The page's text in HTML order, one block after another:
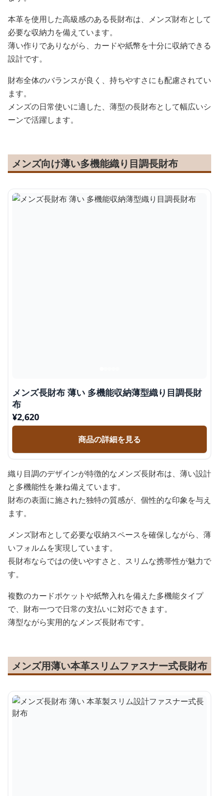
本革を使用した高級感のある長財布は、メンズ財布として
必要な収納力を備えています。
薄い作りでありながら、カードや紙幣を十分に収納できる
設計です。
財布全体のバランスが良く、持ちやすさにも配慮されてい
ます。
メンズの日常使いに適した、薄型の長財布として幅広いシ
ーンで活躍します。
メンズ向け薄い多機能織り目調長財布
メンズ長財布 薄い 多機能収納薄型織り目調長財
布
¥2,620
商品の詳細を見る
織り目調のデザインが特徴的なメンズ長財布は、薄い設計
と多機能性を兼ね備えています。
財布の表面に施された独特の質感が、個性的な印象を与え
ます。
メンズ財布として必要な収納スペースを確保しながら、薄
いフォルムを実現しています。
長財布ならではの使いやすさと、スリムな携帯性が魅力で
す。
複数のカードポケットや紙幣入れを備えた多機能タイプ
で、財布一つで日常の支払いに対応できます。
薄型ながら実用的なメンズ長財布です。
メンズ用薄い本革スリムファスナー式長財布